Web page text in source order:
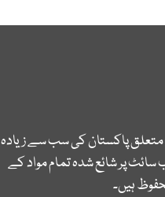
پاکستان کی سب سے زیادہ
پر شائع شدہ تمام مواد کے
ہیں۔